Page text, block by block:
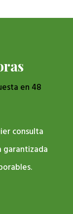
en 48
consulta
garantizada